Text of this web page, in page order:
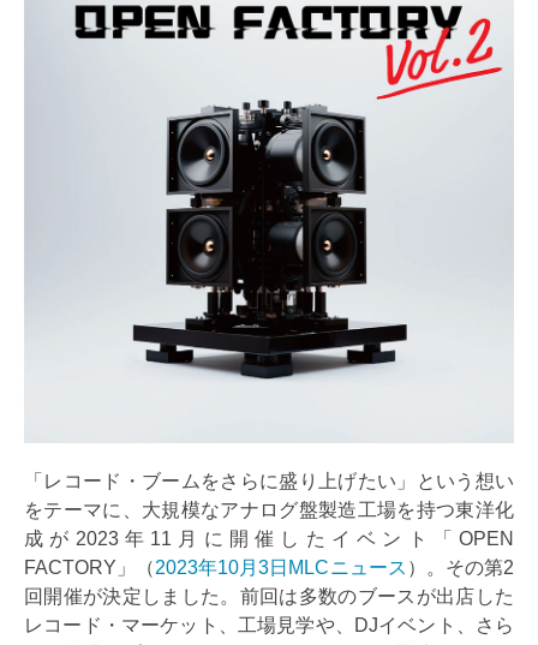
「レコード・ブームをさらに盛り上げたい」という想い
をテーマに、大規模なアナログ盤製造工場を持つ東洋化
成が2023年11月に開催したイベント「OPEN
FACTORY」（2023年10月3日MLCニュース ）。その第2
回開催が決定しました。前回は多数のブースが出店した
レコード・マーケット、工場見学や、DJイベント、さら